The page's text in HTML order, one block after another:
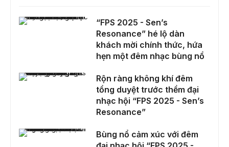
“FPS 2025 - Sen’s Resonance” hé lộ dàn khách mời chính thức, hứa hẹn một đêm nhạc bùng nổ
“FPS 2025 - Sen’s
Resonance” hé lộ dàn
khách mời chính thức, hứa
hẹn một đêm nhạc bùng nổ
Rộn ràng không khí đêm tổng duyệt trước thềm đại nhạc hội “FPS 2025 - Sen’s Resonance”
Rộn ràng không khí đêm
tổng duyệt trước thềm đại
nhạc hội “FPS 2025 - Sen’s
Resonance”
Bùng nổ cảm xúc với đêm đại nhạc hội “FPS 2025 - Sen’s Resonance” của sinh viên trường Báo
Bùng nổ cảm xúc với đêm